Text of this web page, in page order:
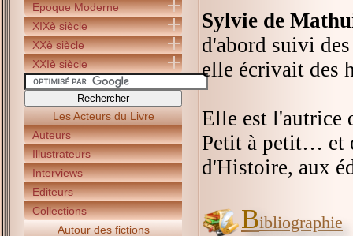
Epoque Moderne
XIXè siècle
XXè siècle
XXIè siècle
Les Acteurs du Livre
Auteurs
Illustrateurs
Interviews
Editeurs
Collections
Autour des fictions
Sylvie de
d'abord suivi
elle écrivait des
Elle est l'autrice
Petit à petit… et
d'Histoire, aux
Bibliographie